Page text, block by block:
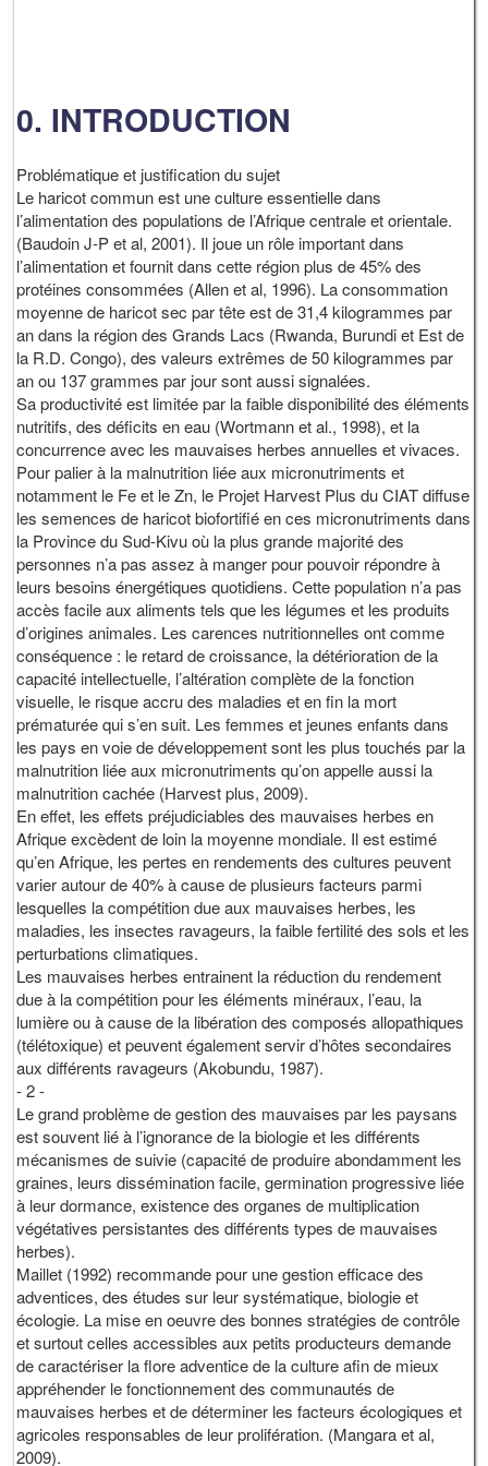
0. INTRODUCTION
Problématique et justification du sujet
Le haricot commun est une culture essentielle dans
l’alimentation des populations de l’Afrique centrale et orientale.
(Baudoin J-P et al, 2001). Il joue un rôle important dans
l’alimentation et fournit dans cette région plus de 45% des
protéines consommées (Allen et al, 1996). La consommation
moyenne de haricot sec par tête est de 31,4 kilogrammes par
an dans la région des Grands Lacs (Rwanda, Burundi et Est de
la R.D. Congo), des valeurs extrêmes de 50 kilogrammes par
an ou 137 grammes par jour sont aussi signalées.
Sa productivité est limitée par la faible disponibilité des éléments
nutritifs, des déficits en eau (Wortmann et al., 1998), et la
concurrence avec les mauvaises herbes annuelles et vivaces.
Pour palier à la malnutrition liée aux micronutriments et
notamment le Fe et le Zn, le Projet Harvest Plus du CIAT diffuse
les semences de haricot biofortifié en ces micronutriments dans
la Province du Sud-Kivu où la plus grande majorité des
personnes n’a pas assez à manger pour pouvoir répondre à
leurs besoins énergétiques quotidiens. Cette population n’a pas
accès facile aux aliments tels que les légumes et les produits
d’origines animales. Les carences nutritionnelles ont comme
conséquence : le retard de croissance, la détérioration de la
capacité intellectuelle, l’altération complète de la fonction
visuelle, le risque accru des maladies et en fin la mort
prématurée qui s’en suit. Les femmes et jeunes enfants dans
les pays en voie de développement sont les plus touchés par la
malnutrition liée aux micronutriments qu’on appelle aussi la
malnutrition cachée (Harvest plus, 2009).
En effet, les effets préjudiciables des mauvaises herbes en
Afrique excèdent de loin la moyenne mondiale. Il est estimé
qu’en Afrique, les pertes en rendements des cultures peuvent
varier autour de 40% à cause de plusieurs facteurs parmi
lesquelles la compétition due aux mauvaises herbes, les
maladies, les insectes ravageurs, la faible fertilité des sols et les
perturbations climatiques.
Les mauvaises herbes entrainent la réduction du rendement
due à la compétition pour les éléments minéraux, l’eau, la
lumière ou à cause de la libération des composés allopathiques
(télétoxique) et peuvent également servir d’hôtes secondaires
aux différents ravageurs (Akobundu, 1987).
- 2 -
Le grand problème de gestion des mauvaises par les paysans
est souvent lié à l’ignorance de la biologie et les différents
mécanismes de suivie (capacité de produire abondamment les
graines, leurs dissémination facile, germination progressive liée
à leur dormance, existence des organes de multiplication
végétatives persistantes des différents types de mauvaises
herbes).
Maillet (1992) recommande pour une gestion efficace des
adventices, des études sur leur systématique, biologie et
écologie. La mise en oeuvre des bonnes stratégies de contrôle
et surtout celles accessibles aux petits producteurs demande
de caractériser la flore adventice de la culture afin de mieux
appréhender le fonctionnement des communautés de
mauvaises herbes et de déterminer les facteurs écologiques et
agricoles responsables de leur prolifération. (Mangara et al,
2009).